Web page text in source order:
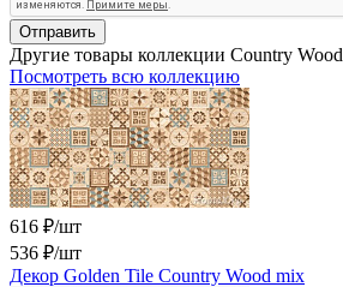
Отправить
Другие товары коллекции Country Wood
Посмотреть всю коллекцию
616 ₽/шт
536 ₽/шт
Декор Golden Tile Country Wood mix